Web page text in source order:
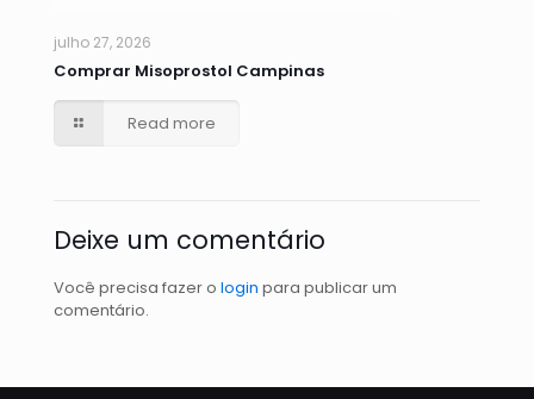
julho 27, 2026
Comprar Misoprostol Campinas
Read more
Deixe um comentário
Você precisa fazer o login para publicar um
comentário.